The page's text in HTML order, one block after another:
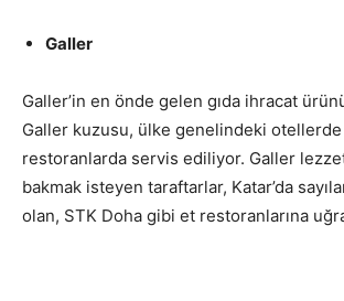
Galler
Galler’in en önde gelen gıda ihracat
Galler kuzusu, ­ülke genelindeki otellerde
restoranlarda servis ediliyor. Galler
bakmak isteyen taraftarlar, Katar’da
olan, STK Doha gibi et restoranlarına